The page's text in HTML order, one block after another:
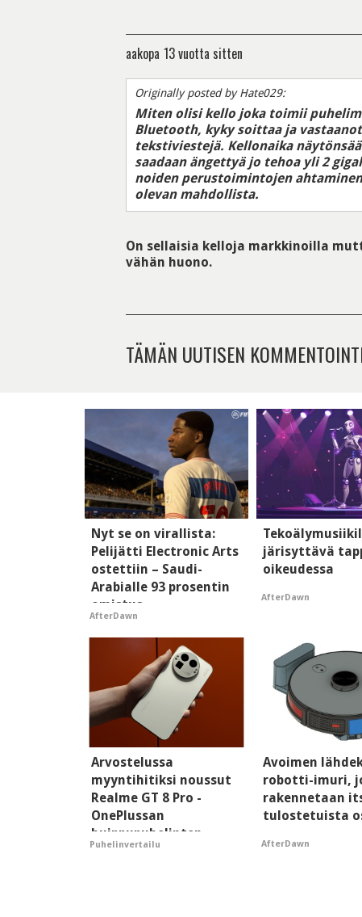
aakopa 13 vuotta sitten
Originally posted by Hate029:
Miten olisi kello joka toimii
Bluetooth, kyky soittaa ja
tekstiviestejä. Kellonaika
saadaan ängettyä jo tehoa yli 2
noiden perustoimintojen
olevan mahdollista.
On sellaisia kelloja markkinoilla
vähän huono.
TÄMÄN UUTISEN
Nyt se on virallista:
Pelijätti Electronic Arts
ostettiin – Saudi-
Arabialle 93 prosentin
omistus
AfterDawn
järisyttävä
oikeudessa
AfterDawn
Arvostelussa
myyntihitiksi noussut
Realme GT 8 Pro -
OnePlussan
huippupuhelinten
"perillinen"
Puhelinvertailu
Avoimen
robotti-imuri,
rakennetaan
tulostetuista
AfterDawn